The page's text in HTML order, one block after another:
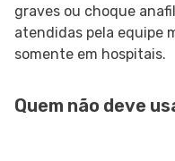
graves ou choque
atendidas pela equipe
somente em hospitais.
Quem não deve